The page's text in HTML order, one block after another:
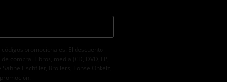
promocionales. El descuento
compra. Libros, media (CD, DVD, LP,
Fischfilet, Broilers, Böhse Onkelz,